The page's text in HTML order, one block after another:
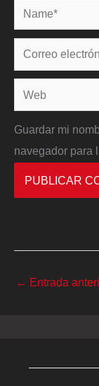
Name*
Correo
electrónico*
Web
Guardar mi
navegador para
← Entrada